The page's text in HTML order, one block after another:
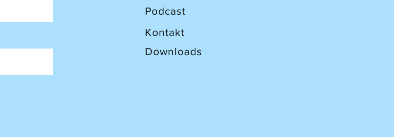
Podcast
Kontakt
Downloads